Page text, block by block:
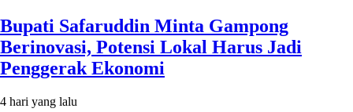
Bupati Safaruddin Minta Gampong
Berinovasi, Potensi Lokal Harus Jadi
Penggerak Ekonomi
4 hari yang lalu